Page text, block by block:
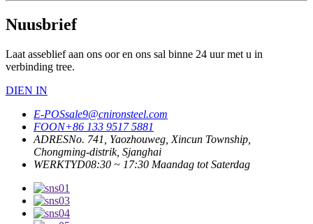
Nuusbrief
Laat asseblief aan ons oor en ons sal binne 24 uur met u in
verbinding tree.
DIEN IN
E-POSsale9@cnironsteel.com
FOON+86 133 9517 5881
ADRESNo. 741, Yaozhouweg, Xincun Township,
Chongming-distrik, Sjanghai
WERKTYD08:30 ~ 17:30 Maandag tot Saterdag